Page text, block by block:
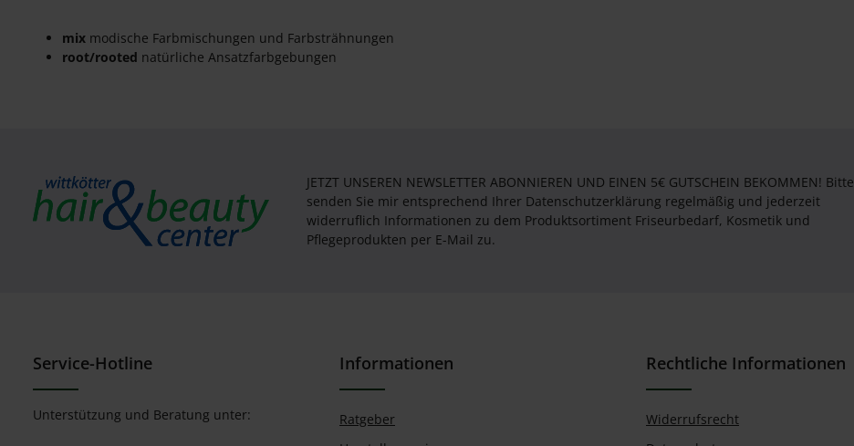
mix modische Farbmischungen und Farbsträhnungen
root/rooted natürliche Ansatzfarbgebungen
JETZT UNSEREN NEWSLETTER ABONNIEREN UND EINEN 5€ GUTSCHEIN BEKOMMEN! Bitte
senden Sie mir entsprechend Ihrer Datenschutzerklärung regelmäßig und jederzeit
widerruflich Informationen zu dem Produktsortiment Friseurbedarf, Kosmetik und
Pflegeprodukten per E-Mail zu.
Service-Hotline
Unterstützung und Beratung unter:
Informationen
Ratgeber
Rechtliche Informationen
Widerrufsrecht